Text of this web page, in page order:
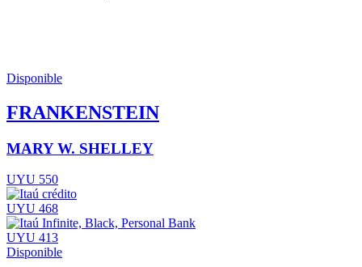
Disponible
FRANKENSTEIN
MARY W. SHELLEY
UYU 550
UYU 468
UYU 413
Disponible